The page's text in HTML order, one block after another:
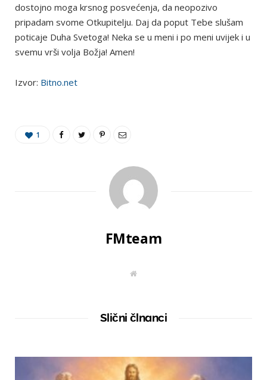
dostojno moga krsnog posvećenja, da neopozivo
pripadam svome Otkupitelju. Daj da poput Tebe slušam
poticaje Duha Svetoga! Neka se u meni i po meni uvijek i u
svemu vrši volja Božja! Amen!
Izvor: Bitno.net
1
FMteam
W
t
Slični člnanci